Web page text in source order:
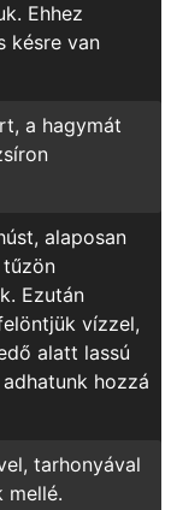
Ehhez
késre van
a hagymát
alaposan
Ezután
vízzel,
alatt lassú
hozzá
tarhonyával
mellé.